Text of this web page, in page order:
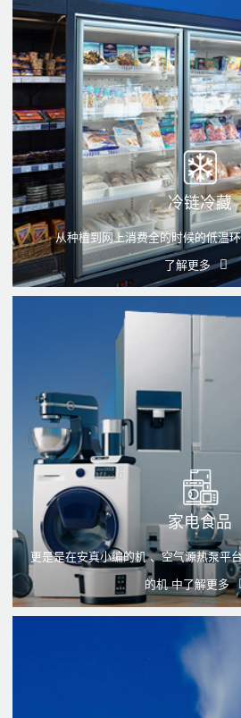
冷链冷藏
从种植到网上消费全的时候的低温
了解更多
家电食品
更是是在安真小编的机 、空气源热泵平
的机 中了解更多